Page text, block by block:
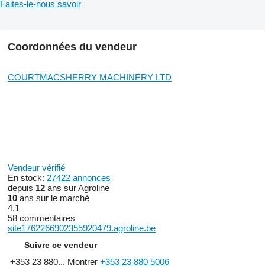
Faites-le-nous savoir
Coordonnées du vendeur
COURTMACSHERRY MACHINERY LTD
Vendeur vérifié
En stock: 27422 annonces
depuis 12 ans sur Agroline
10 ans sur le marché
4.1
58 commentaires
site1762266902355920479.agroline.be
Suivre ce vendeur
+353 23 880... Montrer +353 23 880 5006